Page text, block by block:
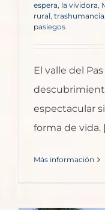
espera, la vividora,
rural, trashumancia,
pasiegos
El valle del
espectacular
forma de vida.
Más información